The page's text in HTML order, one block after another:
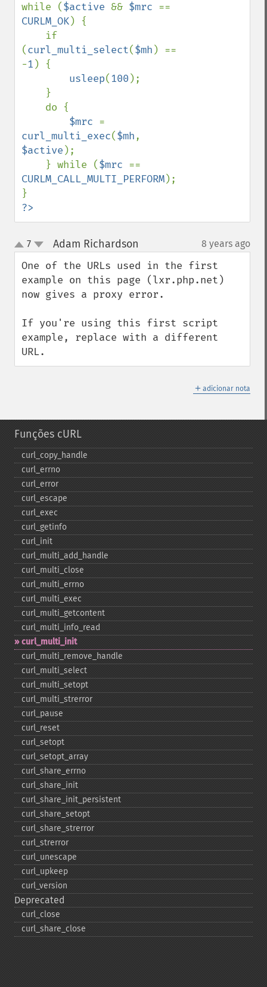
while ($active && $mrc
CURLM_OK) {
(curl_multi_select($mh ) ==
-1 ) {
usleep(100 );
$mrc
curl_multi_exec($mh
$active );
    } while (
$mrc
CURLM_CALL_MULTI_PERFORM);
?>
up
down
7 Adam Richardson 8 years ago
One of the URLs used in the first
example on this page (lxr.php.net)
now gives a proxy error.
If you're using this first script
example, replace with a different
URL.
＋ adicionar nota
Funções cURL
curl_​copy_​handle
curl_​errno
curl_​error
curl_​escape
curl_​exec
curl_​getinfo
curl_​init
curl_​multi_​add_​handle
curl_​multi_​close
curl_​multi_​errno
curl_​multi_​exec
curl_​multi_​getcontent
curl_​multi_​info_​read
curl_​multi_​init
curl_​multi_​remove_​handle
curl_​multi_​select
curl_​multi_​setopt
curl_​multi_​strerror
curl_​pause
curl_​reset
curl_​setopt
curl_​setopt_​array
curl_​share_​errno
curl_​share_​init
curl_​share_​init_​persistent
curl_​share_​setopt
curl_​share_​strerror
curl_​strerror
curl_​unescape
curl_​upkeep
curl_​version
Deprecated
curl_​close
curl_​share_​close